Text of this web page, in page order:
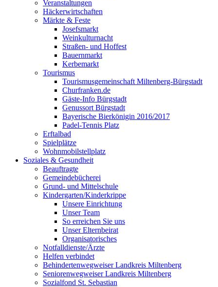
Veranstaltungen
Häckerwirtschaften
Märkte & Feste
Josefsmarkt
Weinkulturnacht
Straßen- und Hoffest
Bauernmarkt
Kerbemarkt
Tourismus
Tourismusgemeinschaft Miltenberg-Bürgstadt
Churfranken.de
Gäste-Info Bürgstadt
Genussort Bürgstadt
Bayerische Bierkönigin 2016/2017
Padel-Tennis Platz
Erftalbad
Spielplätze
Wohnmobilstellplatz
Soziales & Gesundheit
Beauftragte
Gemeindebücherei
Grund- und Mittelschule
Kindergarten/Kinderkrippe
Unsere Einrichtung
Unser Team
So erreichen Sie uns
Unser Elternbeirat
Organisatorisches
Notfalldienste/Ärzte
Helfen verbindet
Behindertenwegweiser Landkreis Miltenberg
Seniorenwegweiser Landkreis Miltenberg
Sozialfond St. Sebastian